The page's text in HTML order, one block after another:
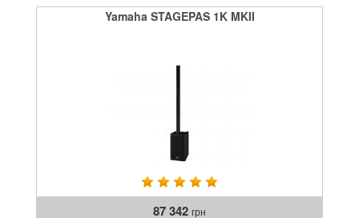
Yamaha STAGEPAS 1K MKII
87 342 грн